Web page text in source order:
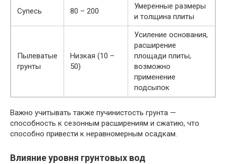
Супесь 80 – 200
Умеренные размеры
и толщина плиты
Пылеватые
грунты
Низкая (10 –
50)
Усиление основания,
расширение
площади плиты,
возможно
применение
подсыпок
Важно учитывать также пучинистость грунта —
способность к сезонным расширениям и сжатию, что
способно привести к неравномерным осадкам.
Влияние уровня грунтовых вод